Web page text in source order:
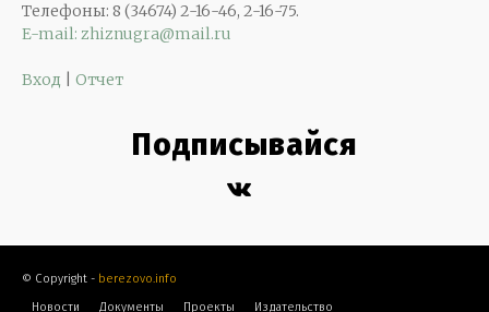
Телефоны: 8 (34674) 2-16-46, 2-16-75.
E-mail: zhiznugra@mail.ru
Вход Отчет
Подписывайся
© Copyright - berezovo.info
Новости
Документы Проекты Издательство